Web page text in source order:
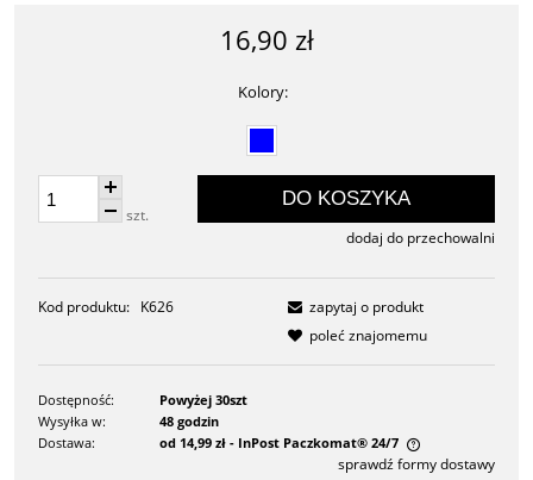
16,90 zł
Kolory:
szt.
DO KOSZYKA
dodaj do przechowalni
Kod produktu: K626
zapytaj o produkt
poleć znajomemu
Dostępność:
Powyżej 30szt
Wysyłka w:
48 godzin
Dostawa:
od 14,99 zł - InPost Paczkomat® 24/7
Cena nie zawiera ewentualnych kosztów płatności
sprawdź formy dostawy